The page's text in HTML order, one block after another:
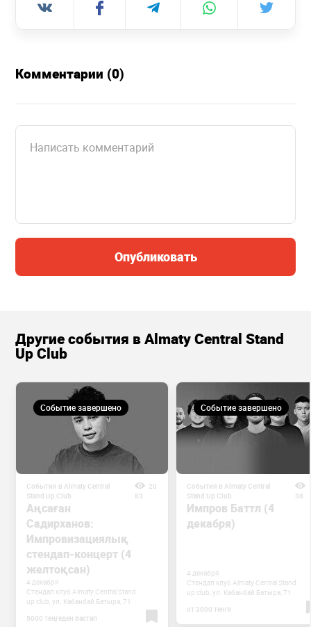
Комментарии (0)
Опубликовать
Другие события в Almaty Central Stand
Up Club
Событие завершено
События в Almaty Central
Stand Up Club
20
83
Аңсаған
Садирханов:
Импровизациялық
стендап-концерт (4
желтоқсан)
4 декабря
Стендап клуб Almaty Central Stand
up club, ул. Кабанбай Батыра, 71
5000 теңгеден бастап
Событие завершено
События в Almaty Central
Stand Up Club
38
Импров Баттл (4
декабря)
4 декабря
Стендап клуб Almaty Central Stand
up club, ул. Кабанбай Батыра, 71
от 3000 тенге